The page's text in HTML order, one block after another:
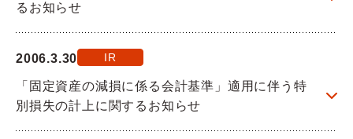
るお知らせ
2006.3.30 IR
「固定資産の減損に係る会計基準」適用に伴う特
別損失の計上に関するお知らせ